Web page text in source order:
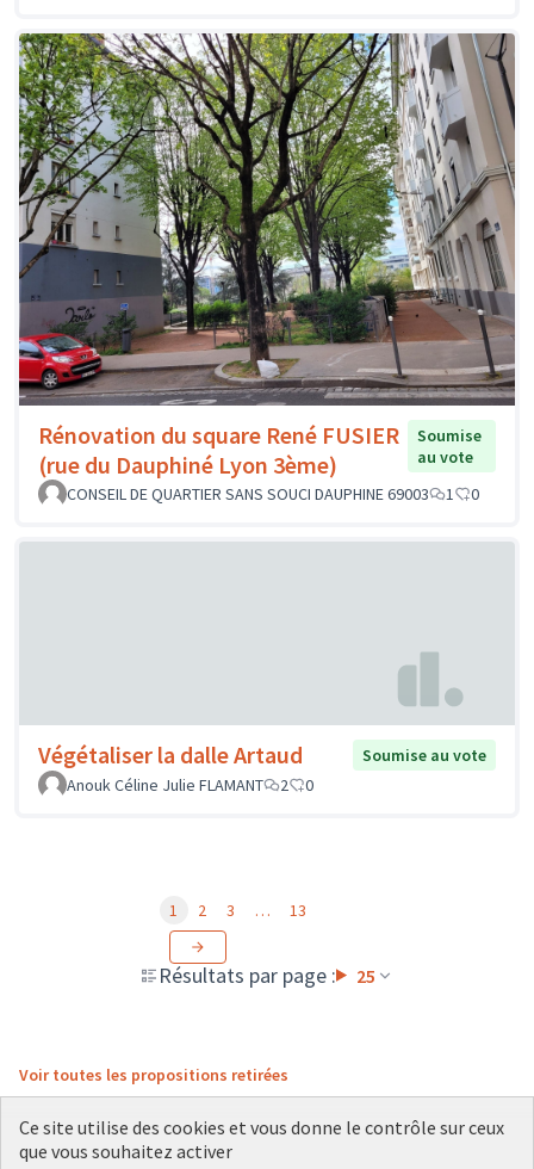
Rénovation du square René FUSIER
(rue du Dauphiné Lyon 3ème)
Soumise
au vote
CONSEIL DE QUARTIER SANS SOUCI DAUPHINE 69003
1 0
Végétaliser la dalle Artaud
Soumise au vote
Anouk Céline Julie FLAMANT
2 0
Résultats par page : 25
1 2 3 … 13
Voir toutes les propositions retirées
Ce site utilise des cookies et vous donne le contrôle sur ceux
que vous souhaitez activer